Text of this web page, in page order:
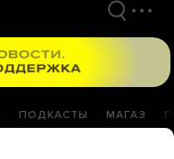
ПОДКАСТЫ МАГАЗ